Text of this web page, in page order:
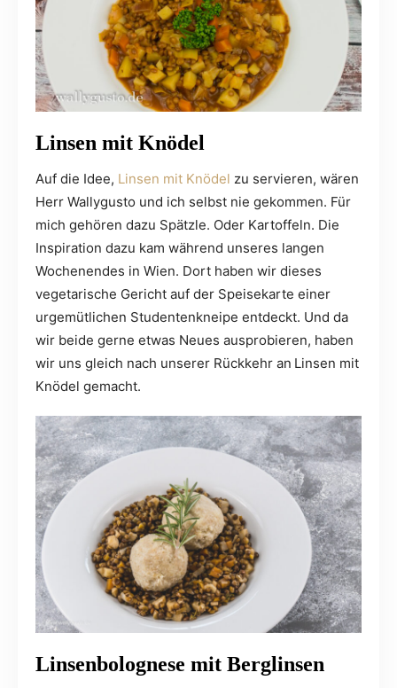
Linsen mit Knödel
Auf die Idee, Linsen mit Knödel zu servieren, wären
Herr Wallygusto und ich selbst nie gekommen. Für
mich gehören dazu Spätzle. Oder Kartoffeln. Die
Inspiration dazu kam während unseres langen
Wochenendes in Wien. Dort haben wir dieses
vegetarische Gericht auf der Speisekarte einer
urgemütlichen Studentenkneipe entdeckt. Und da
wir beide gerne etwas Neues ausprobieren, haben
wir uns gleich nach unserer Rückkehr an Linsen mit
Knödel gemacht.
Linsenbolognese mit Berglinsen